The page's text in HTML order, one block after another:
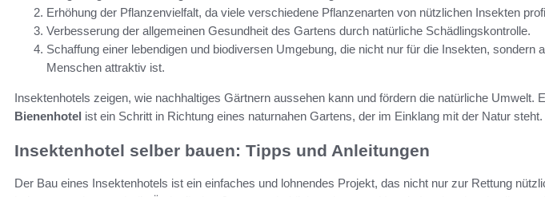
Erhöhung der Pflanzenvielfalt, da viele verschiedene Pflanzenarten von nützlichen Insekten
Verbesserung der allgemeinen Gesundheit des Gartens durch natürliche Schädlingskontrolle.
Schaffung einer lebendigen und biodiversen Umgebung, die nicht nur für die Insekten, sondern
Menschen attraktiv ist.
Insektenhotels zeigen, wie nachhaltiges Gärtnern aussehen kann und fördern die natürliche Umwelt.
Bienenhotel ist ein Schritt in Richtung eines naturnahen Gartens, der im Einklang mit der Natur steht.
Insektenhotel selber bauen: Tipps und Anleitungen
Der Bau eines Insektenhotels ist ein einfaches und lohnendes Projekt, das nicht nur zur Rettung